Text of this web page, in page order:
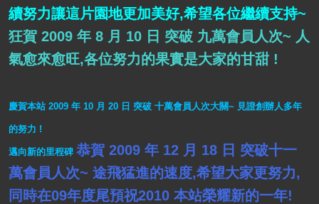
續努力讓這片園地更加美好,希望各位繼續支持~
狂賀 2009 年 8 月 10 日 突破 九萬會員人次~ 人
氣愈來愈旺,各位努力的果實是大家的甘甜 !
慶賀本站 2009 年 10 月 20 日 突破 十萬會員人次大關~ 見證創辦人多年
的努力 !
邁向新的里程碑 恭賀 2009 年 12 月 18 日 突破十一
萬會員人次~ 途飛猛進的速度,希望大家更努力,
同時在09年度尾預祝2010 本站榮耀新的一年!